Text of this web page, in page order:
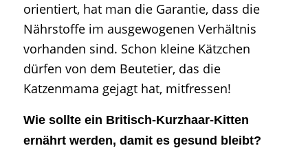
orientiert, hat man die Garantie, dass die
Nährstoffe im ausgewogenen Verhältnis
vorhanden sind. Schon kleine Kätzchen
dürfen von dem Beutetier, das die
Katzenmama gejagt hat, mitfressen!
Wie sollte ein Britisch-Kurzhaar-Kitten
ernährt werden, damit es gesund bleibt?